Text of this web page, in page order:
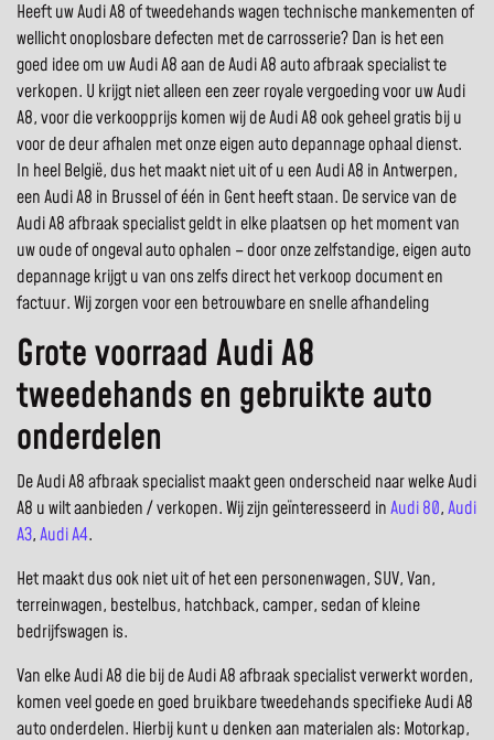
Heeft uw Audi A8 of tweedehands wagen technische mankementen of
wellicht onoplosbare defecten met de carrosserie? Dan is het een
goed idee om uw Audi A8 aan de Audi A8 auto afbraak specialist te
verkopen. U krijgt niet alleen een zeer royale vergoeding voor uw Audi
A8, voor die verkoopprijs komen wij de Audi A8 ook geheel gratis bij u
voor de deur afhalen met onze eigen auto depannage ophaal dienst.
In heel België, dus het maakt niet uit of u een Audi A8 in Antwerpen,
een Audi A8 in Brussel of één in Gent heeft staan. De service van de
Audi A8 afbraak specialist geldt in elke plaatsen op het moment van
uw oude of ongeval auto ophalen – door onze zelfstandige, eigen auto
depannage krijgt u van ons zelfs direct het verkoop document en
factuur. Wij zorgen voor een betrouwbare en snelle afhandeling
Grote voorraad Audi A8
tweedehands en gebruikte auto
onderdelen
De Audi A8 afbraak specialist maakt geen onderscheid naar welke Audi
A8 u wilt aanbieden / verkopen. Wij zijn geïnteresseerd inAudi 80,Audi
A3,Audi A4.
Het maakt dus ook niet uit of het een personenwagen, SUV, Van,
terreinwagen, bestelbus, hatchback, camper, sedan of kleine
bedrijfswagen is.
Van elke Audi A8 die bij de Audi A8 afbraak specialist verwerkt worden,
komen veel goede en goed bruikbare tweedehands specifieke Audi A8
auto onderdelen. Hierbij kunt u denken aan materialen als: Motorkap,